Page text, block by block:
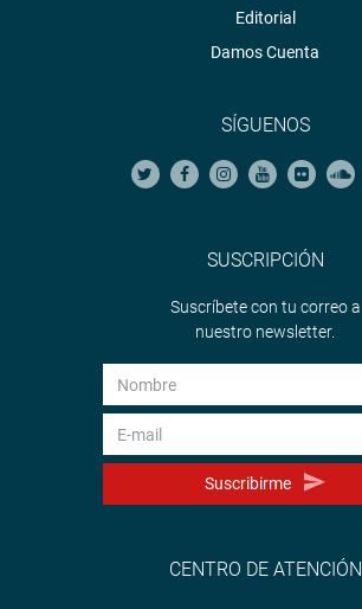
Editorial
Damos Cuenta
SÍGUENOS
SUSCRIPCIÓN
Suscríbete con tu correo a
nuestro newsletter.
Suscribirme
CENTRO DE ATENCIÓN